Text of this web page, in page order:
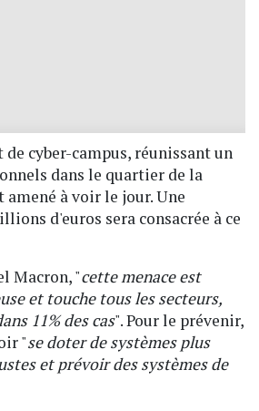
de cyber-campus, réunissant un
dans le quartier de la
amené à voir le jour. Une
d'euros sera consacrée à ce
Macron, "cette menace est
et touche tous les secteurs,
11% des cas". Pour le prévenir,
"se doter de systèmes plus
et prévoir des systèmes de